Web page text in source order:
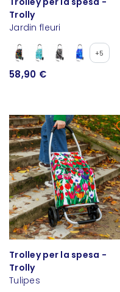
Trolly
Jardin fleuri
+5
58,90 €
Trolley per la spesa -
Trolly
Tulipes